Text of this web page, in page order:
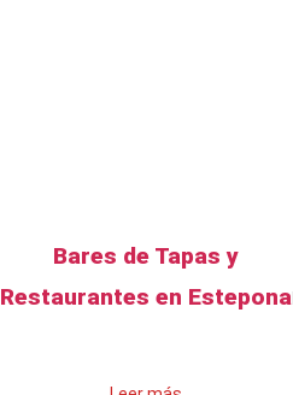
Bares de Tapas y
Restaurantes en Estepona